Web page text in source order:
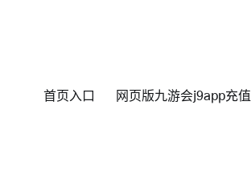
首页入口 网页版九游会j9app充值